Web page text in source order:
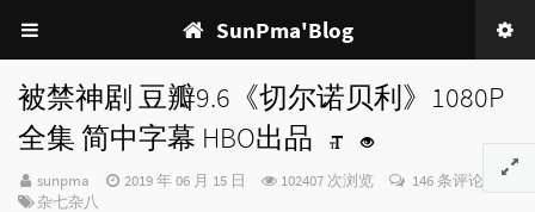
SunPma'Blog
被禁神剧 豆瓣9.6《切尔诺贝利》1080P
全集 简中字幕 HBO出品
博
主：
sunpma
发
2019 年 06 月 15 日 102407 次浏览
146 条评论
分
杂七杂八